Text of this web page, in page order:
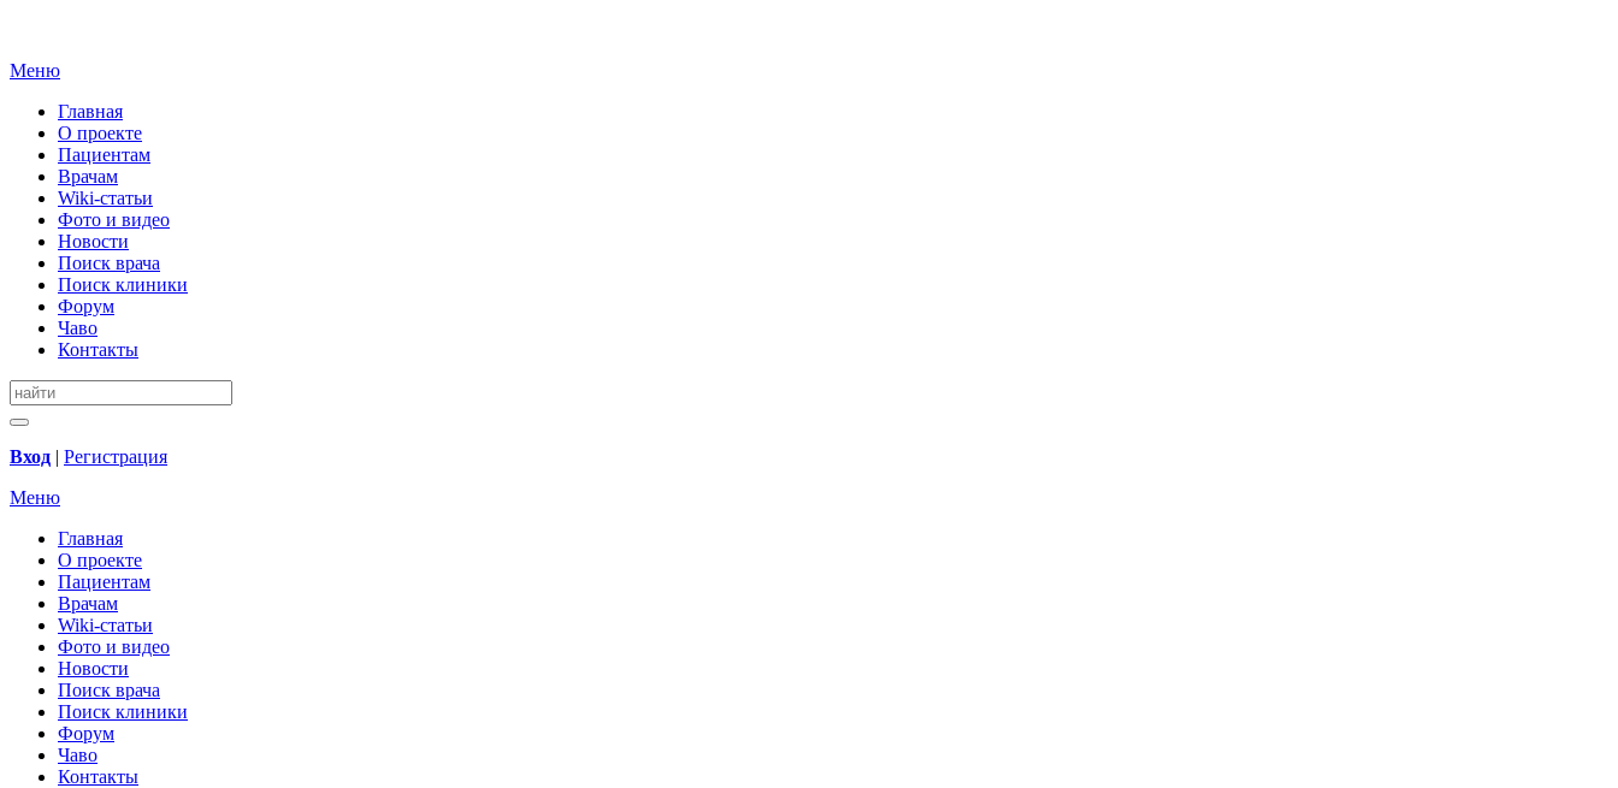
Меню
Главная
О проекте
Пациентам
Врачам
Wiki-статьи
Фото и видео
Новости
Поиск врача
Поиск клиники
Форум
Чаво
Контакты
Вход | Регистрация
Меню
Главная
О проекте
Пациентам
Врачам
Wiki-статьи
Фото и видео
Новости
Поиск врача
Поиск клиники
Форум
Чаво
Контакты